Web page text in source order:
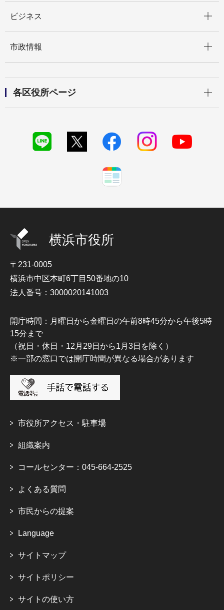
ビジネス
市政情報
各区役所ページ
横浜市役所
〒231-0005
横浜市中区本町6丁目50番地の10
法人番号：3000020141003
開庁時間：月曜日から金曜日の午前8時45分から午後5時
15分まで
（祝日・休日・12月29日から1月3日を除く）
※一部の窓口では開庁時間が異なる場合があります
市役所アクセス・駐車場
組織案内
コールセンター：045-664-2525
よくある質問
市民からの提案
Language
サイトマップ
サイトポリシー
サイトの使い方